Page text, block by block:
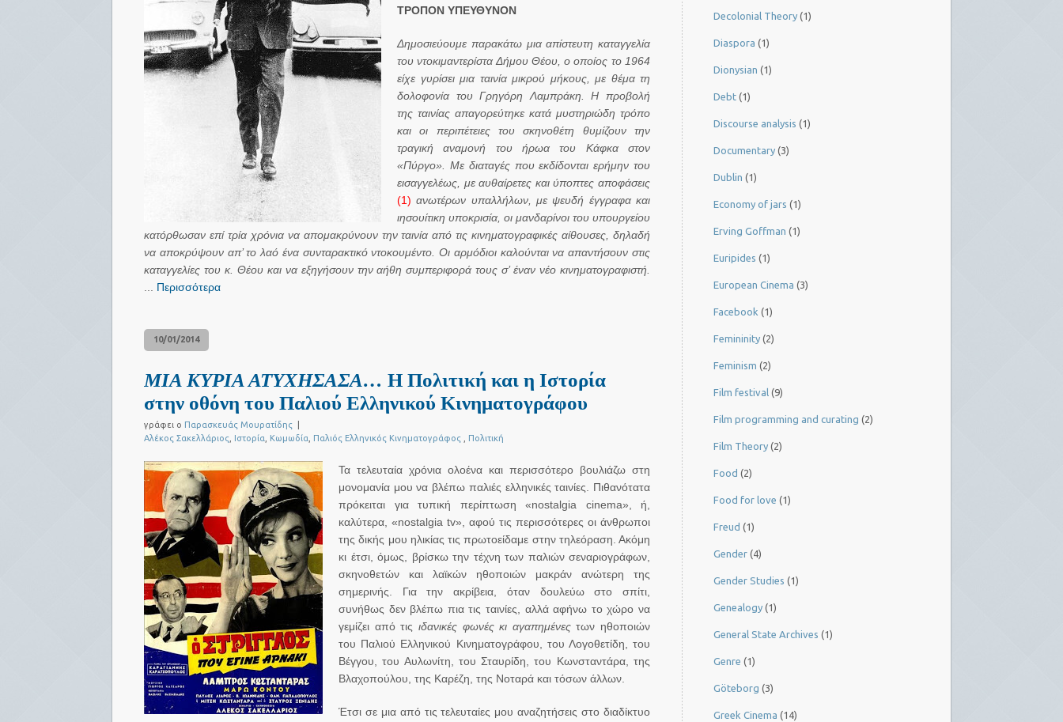
ΤΡΟΠΟΝ ΥΠΕΥΘΥΝΟΝ
Δημοσιεύουμε παρακάτω μια απίστευτη καταγγελία
του ντοκιμαντερίστα Δήμου Θέου, ο οποίος το 1964
είχε γυρίσει μια ταινία μικρού μήκους, με θέμα τη
δολοφονία του Γρηγόρη Λαμπράκη. Η προβολή
της ταινίας απαγορεύτηκε κατά μυστηριώδη τρόπο
και οι περιπέτειες του σκηνοθέτη θυμίζουν την
τραγική αναμονή του ήρωα του Κάφκα στον
«Πύργο». Με διαταγές που εκδίδονται ερήμην του
εισαγγελέως, με αυθαίρετες και ύποπτες αποφάσεις
(1) ανωτέρων υπαλλήλων, με ψευδή έγγραφα και
ιησουίτικη υποκρισία, οι μανδαρίνοι του υπουργείου
κατόρθωσαν επί τρία χρόνια να απομακρύνουν την ταινία από τις κινηματογραφικές αίθουσες, δηλαδή
να αποκρύψουν απ’ το λαό ένα συνταρακτικό ντοκουμέντο. Οι αρμόδιοι καλούνται να απαντήσουν στις
καταγγελίες του κ. Θέου και να εξηγήσουν την αήθη συμπεριφορά τους σ’ έναν νέο κινηματογραφιστή.
Περισσότερα
10/01/2014
ΜΙΑ ΚΥΡΙΑ ΑΤΥΧΗΣΑΣΑ… Η Πολιτική και η Ιστορία
στην οθόνη του Παλιού Ελληνικού Κινηματογράφου
γράφει ο Παρασκευάς Μουρατίδης
Αλέκος Σακελλάριος Ιστορία Κωμωδία Παλιός Ελληνικός Κινηματογράφος Πολιτική
Τα τελευταία χρόνια ολοένα και περισσότερο βουλιάζω στη
μονομανία μου να βλέπω παλιές ελληνικές ταινίες. Πιθανότατα
πρόκειται για τυπική περίπτωση «nostalgia cinema», ή,
καλύτερα, «nostalgia tv», αφού τις περισσότερες οι άνθρωποι
της δικής μου ηλικίας τις πρωτοείδαμε στην τηλεόραση. Ακόμη
κι έτσι, όμως, βρίσκω την τέχνη των παλιών σεναριογράφων,
σκηνοθετών και λαϊκών ηθοποιών μακράν ανώτερη της
σημερινής. Για την ακρίβεια, όταν δουλεύω στο σπίτι,
συνήθως δεν βλέπω πια τις ταινίες, αλλά αφήνω το χώρο να
γεμίζει από τις ιδανικές φωνές κι αγαπημένεςτων ηθοποιών
του Παλιού Ελληνικού Κινηματογράφου, του Λογοθετίδη, του
Βέγγου, του Αυλωνίτη, του Σταυρίδη, του Κωνσταντάρα, της
Βλαχοπούλου, της Καρέζη, της Νοταρά και τόσων άλλων.
Έτσι σε μια από τις τελευταίες μου αναζητήσεις στο διαδίκτυο
Decolonial Theory (1)
Diaspora (1)
Dionysian (1)
Debt (1)
Discourse analysis (1)
Documentary (3)
Dublin (1)
Economy of jars (1)
Erving Goffman (1)
Euripides (1)
European Cinema (3)
Facebook (1)
Femininity (2)
Feminism (2)
Film festival (9)
Film programming and curating (2)
Film Theory (2)
Food (2)
Food for love (1)
Freud (1)
Gender (4)
Gender Studies (1)
Genealogy (1)
General State Archives (1)
Genre (1)
Göteborg (3)
Greek Cinema (14)